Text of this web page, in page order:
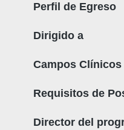
Perfil de Egreso
Dirigido a
Campos Clínicos
Requisitos de
Director del